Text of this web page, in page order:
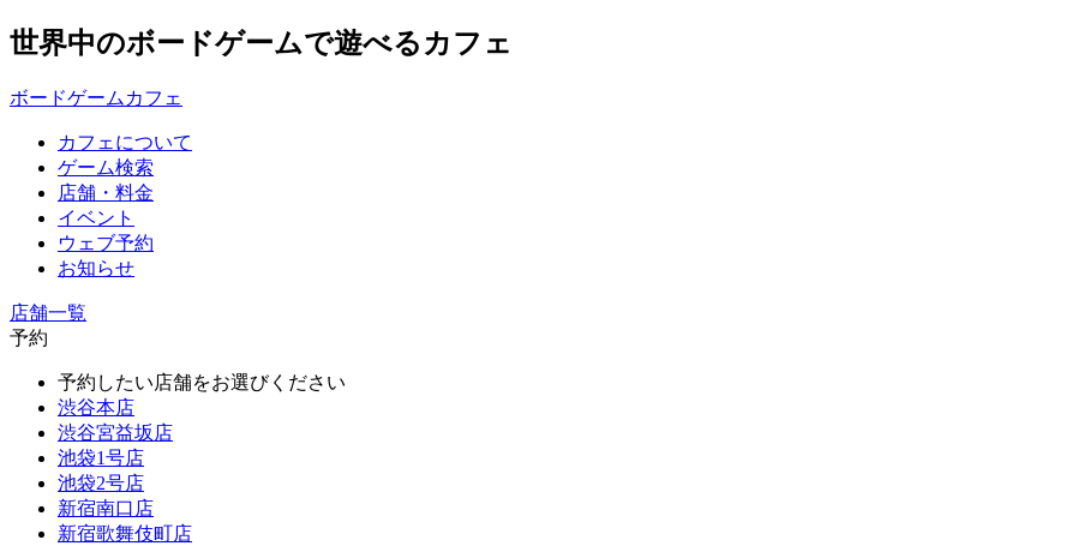
世界中のボードゲームで遊べるカフェ
ボードゲームカフェ
カフェについて
ゲーム検索
店舗・料金
イベント
ウェブ予約
お知らせ
店舗一覧
予約
予約したい店舗をお選びください
渋谷本店
渋谷宮益坂店
池袋1号店
池袋2号店
新宿南口店
新宿歌舞伎町店